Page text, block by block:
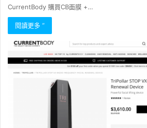
CurrentBody 購買CB面膜 +…
閱讀更多 ”